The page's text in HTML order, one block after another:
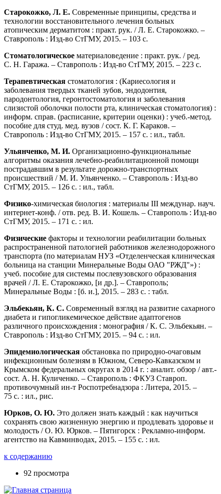
Старокожко, Л. Е. Современные принципы, средства и
технологии восстановительного лечения больных
атопическим дерматитом : практ. рук. / Л. Е. Старокожко. –
Ставрополь : Изд-во СтГМУ, 2015. – 103 с.
Стоматологическое материаловедение : практ. рук. / ред.
С. Н. Гаража. – Ставрополь : Изд-во СтГМУ, 2015. – 223 с.
Терапевтическая стоматология : (Кариесология и
заболевания твердых тканей зубов, эндодонтия,
пародонтология, геронтостоматология и заболевания
слизистой оболочки полости рта, клиническая стоматология) :
информ. справ. (расписание, критерии оценки) : учеб.-метод.
пособие для студ. мед. вузов / сост. К. Г. Караков. –
Ставрополь : Изд-во СтГМУ, 2015. – 157 с. : ил., табл.
Ульянченко, М. И. Организационно-функциональные
алгоритмы оказания лечебно-реабилитационной помощи
пострадавшим в результате дорожно-транспортных
происшествий / М. И. Ульянченко. – Ставрополь : Изд-во
СтГМУ, 2015. – 126 с. : ил., табл.
Физико-химическая биология : материалы III междунар. науч.
интернет-конф. / отв. ред. В. И. Кошель. – Ставрополь : Изд-во
СтГМУ, 2015. – 171 с. : ил.
Физические факторы и технологии реабилитации больных
распространенной патологией работников железнодорожного
транспорта (по материалам НУЗ «Отделенческая клиническая
больница на станции Минеральные Воды ОАО "РЖД"») :
учеб. пособие для системы послевузовского образования
врачей / Л. Е. Старокожко, [и др.]. – Ставрополь;
Минеральные Воды : [б. и.], 2015. – 283 с. : табл.
Эльбекьян, К. С. Современный взгляд на развитие сахарного
диабета и гипогликемическое действие адаптогенов
различного происхождения : монография / К. С. Эльбекьян. –
Ставрополь : Изд-во СтГМУ, 2015. – 94 с. : ил.
Эпидемиологическая обстановка по природно-очаговым
инфекционным болезням в Южном, Северо-Кавказском и
Крымском федеральных округах в 2014 г. : аналит. обзор / авт.-
сост. А. Н. Куличенко. – Ставрополь : ФКУЗ Ставроп.
противочумный ин-т Роспотребнадзора : Литера, 2015. –
75 с. : ил., рис.
Юрков, О. Ю. Это должен знать каждый : как научиться
сохранять свою жизненную энергию и продлевать здоровье и
молодость / О. Ю. Юрков. – Пятигорск : Рекламно-информ.
агентство на Кавминводах, 2015. – 155 с. : ил.
к содержанию
92 просмотра